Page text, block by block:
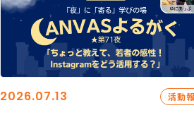
2026.07.13 活動